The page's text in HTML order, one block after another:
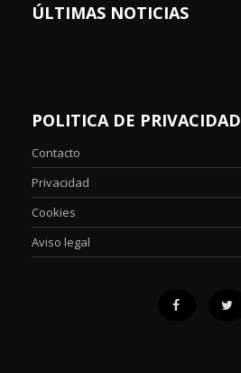
ÚLTIMAS NOTICIAS
POLITICA DE PRIVACIDAD
Contacto
Privacidad
Cookies
Aviso legal